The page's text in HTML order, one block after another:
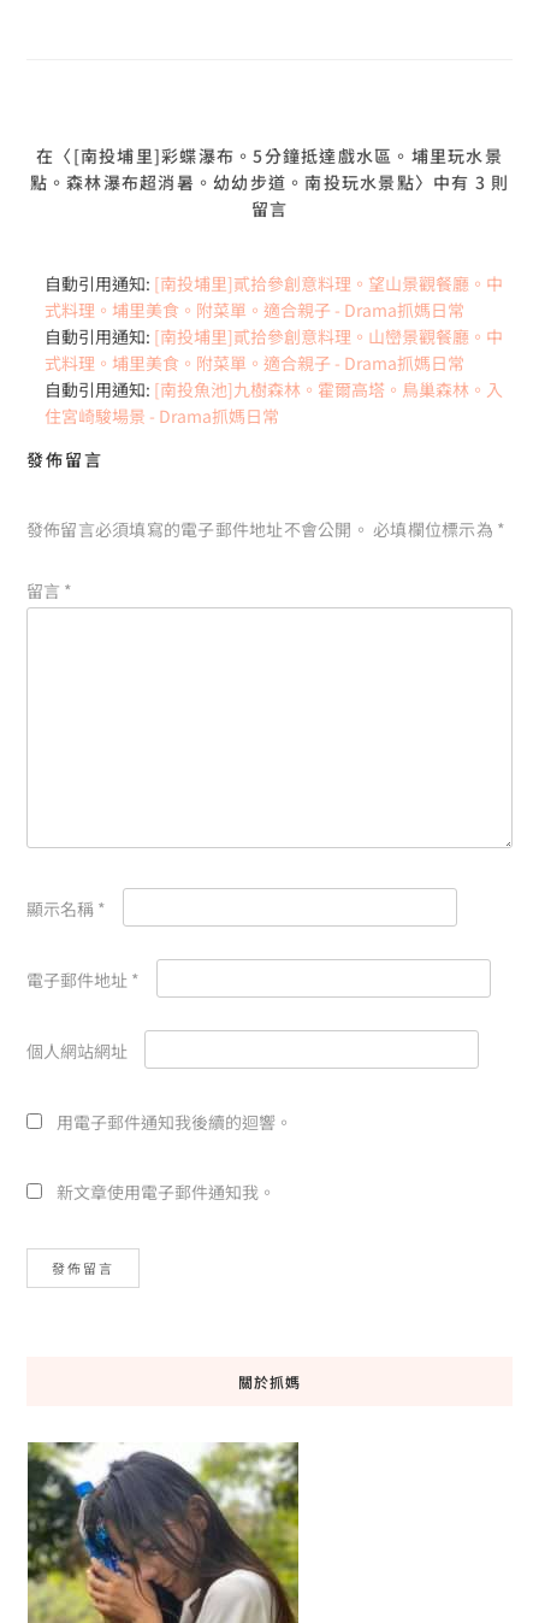
在〈[南投埔里]彩蝶瀑布。5分鐘抵達戲水區。埔里玩水景
點。森林瀑布超消暑。幼幼步道。南投玩水景點〉中有 3 則
留言
自動引用通知: [南投埔里]貳拾參創意料理。望山景觀餐廳。中
式料理。埔里美食。附菜單。適合親子 - Drama抓媽日常
自動引用通知: [南投埔里]貳拾參創意料理。山巒景觀餐廳。中
式料理。埔里美食。附菜單。適合親子 - Drama抓媽日常
自動引用通知: [南投魚池]九樹森林。霍爾高塔。鳥巢森林。入
住宮崎駿場景 - Drama抓媽日常
發佈留言
發佈留言必須填寫的電子郵件地址不會公開。 必填欄位標示為 *
留言 *
顯示名稱 *
電子郵件地址 *
個人網站網址
用電子郵件通知我後續的迴響。
新文章使用電子郵件通知我。
關於抓媽